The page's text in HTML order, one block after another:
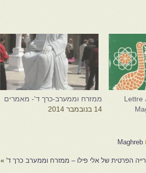
Lettre
ממזרח וממערב-כרך ד'- מאמרים
14 בנובמבר 2014
Maghreb
הפרטית של אלי פילו – ממזרח וממערב כרך ד' »